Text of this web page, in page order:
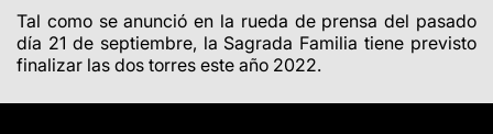
Tal como se anunció en la rueda de prensa del pasado
día 21 de septiembre, la Sagrada Familia tiene previsto
finalizar las dos torres este año 2022.